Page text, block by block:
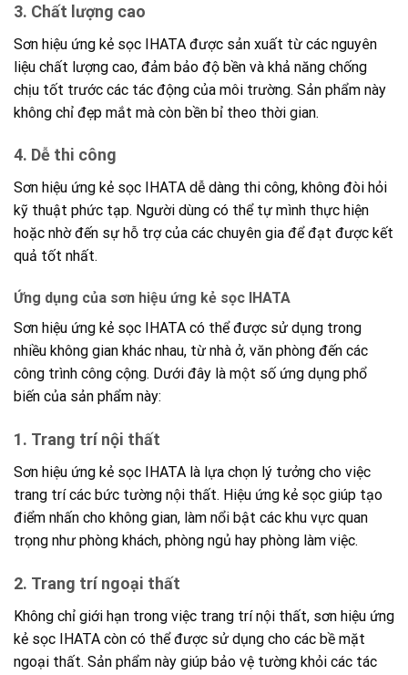
3. Chất lượng cao
Sơn hiệu ứng kẻ sọc IHATA được sản xuất từ các nguyên
liệu chất lượng cao, đảm bảo độ bền và khả năng chống
chịu tốt trước các tác động của môi trường. Sản phẩm này
không chỉ đẹp mắt mà còn bền bỉ theo thời gian.
4. Dễ thi công
Sơn hiệu ứng kẻ sọc IHATA dễ dàng thi công, không đòi hỏi
kỹ thuật phức tạp. Người dùng có thể tự mình thực hiện
hoặc nhờ đến sự hỗ trợ của các chuyên gia để đạt được kết
quả tốt nhất.
Ứng dụng của sơn hiệu ứng kẻ sọc IHATA
Sơn hiệu ứng kẻ sọc IHATA có thể được sử dụng trong
nhiều không gian khác nhau, từ nhà ở, văn phòng đến các
công trình công cộng. Dưới đây là một số ứng dụng phổ
biến của sản phẩm này:
1. Trang trí nội thất
Sơn hiệu ứng kẻ sọc IHATA là lựa chọn lý tưởng cho việc
trang trí các bức tường nội thất. Hiệu ứng kẻ sọc giúp tạo
điểm nhấn cho không gian, làm nổi bật các khu vực quan
trọng như phòng khách, phòng ngủ hay phòng làm việc.
2. Trang trí ngoại thất
Không chỉ giới hạn trong việc trang trí nội thất, sơn hiệu ứng
kẻ sọc IHATA còn có thể được sử dụng cho các bề mặt
ngoại thất. Sản phẩm này giúp bảo vệ tường khỏi các tác